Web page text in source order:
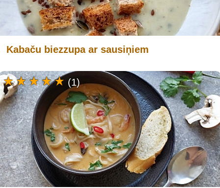
Kabaču biezzupa ar sausiņiem
(1)